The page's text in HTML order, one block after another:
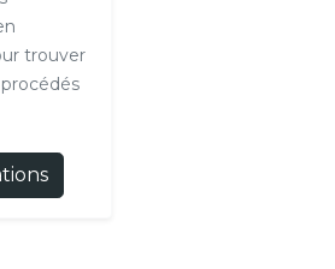
trouver